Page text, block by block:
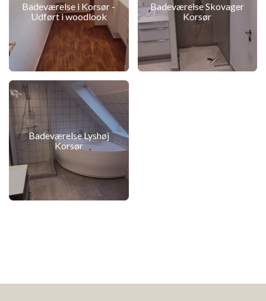
Badeværelse i Korsør -
Udført i woodlook
Badeværelse Skovager
Korsør
Badeværelse Lyshøj
Korsør